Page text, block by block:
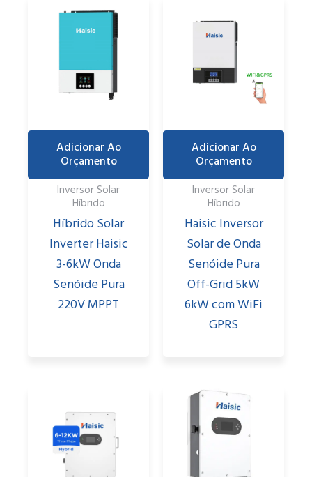
Adicionar Ao
Orçamento
Inversor Solar
Híbrido
Híbrido Solar
Inverter Haisic
3-6kW Onda
Senóide Pura
220V MPPT
Adicionar Ao
Orçamento
Inversor Solar
Híbrido
Haisic Inversor
Solar de Onda
Senóide Pura
Off-Grid 5kW
6kW com WiFi
GPRS